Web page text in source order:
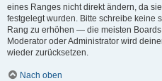
eines Ranges nicht direkt ändern, da
festgelegt wurden. Bitte schreibe keine
Rang zu erhöhen — die meisten
Moderator oder Administrator wird
wieder zurücksetzen.
Nach oben